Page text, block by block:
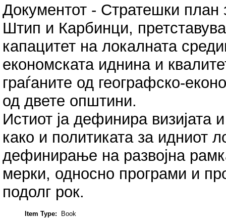
Документот - Стратешки план
Штип и Карбинци,
капацитет на локалната
економската иднина и
граѓаните од географско-
од двете општини.
Истиот ја дефинира визијата
како и политиката за идниот
дефинирање на развојна
мерки, односно програми и
подолг рок.
Item Type:
Book